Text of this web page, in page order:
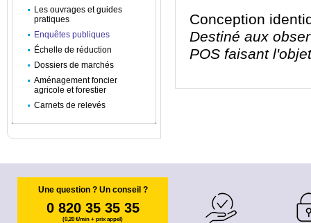
Conception
Destiné aux
POS faisant
Les ouvrages et guides
pratiques
Enquêtes publiques
Échelle de réduction
Dossiers de marchés
Aménagement foncier
agricole et forestier
Carnets de relevés
Une question ? Un conseil ?
0 820 35 35 35
(0,20 €/min + prix appel)